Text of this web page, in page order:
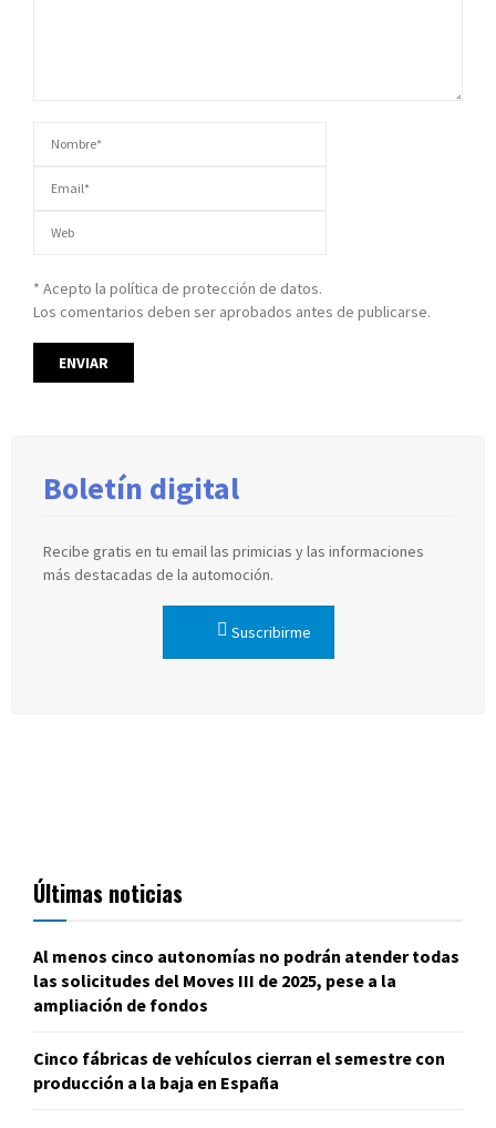
* Acepto la política de protección de datos.
Los comentarios deben ser aprobados antes de publicarse.
Boletín digital
Recibe gratis en tu email las primicias y las informaciones
más destacadas de la automoción.
Suscribirme
Últimas noticias
Al menos cinco autonomías no podrán atender todas
las solicitudes del Moves III de 2025, pese a la
ampliación de fondos
Cinco fábricas de vehículos cierran el semestre con
producción a la baja en España